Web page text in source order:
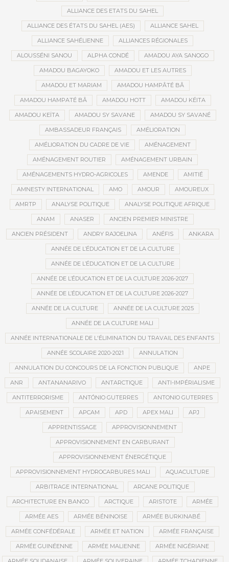
ALLIANCE DES ETATS DU SAHEL
ALLIANCE DES ÉTATS DU SAHEL (AES) ALLIANCE SAHEL
ALLIANCE SAHÉLIENNE ALLIANCES RÉGIONALES
ALOUSSÉNI SANOU ALPHA CONDÉ AMADOU AYA SANOGO
AMADOU BAGAYOKO AMADOU ET LES AUTRES
AMADOU ET MARIAM AMADOU HAMPÂTÉ BÂ
AMADOU HAMPATÉ BÂ AMADOU HOTT AMADOU KÉITA
AMADOU KEÏTA AMADOU SY SAVANE AMADOU SY SAVANÉ
AMBASSADEUR FRANÇAIS AMÉLIORATION
AMÉLIORATION DU CADRE DE VIE AMÉNAGEMENT
AMÉNAGEMENT ROUTIER AMÉNAGEMENT URBAIN
AMÉNAGEMENTS HYDRO-AGRICOLES AMENDE AMITIÉ
AMNESTY INTERNATIONAL AMO AMOUR AMOUREUX
AMRTP ANALYSE POLITIQUE ANALYSE POLITIQUE AFRIQUE
ANAM ANASER ANCIEN PREMIER MINISTRE
ANCIEN PRÉSIDENT ANDRY RAJOELINA ANÉFIS ANKARA
ANNÉE DE L’ÉDUCATION ET DE LA CULTURE
ANNÉE DE L’ÉDUCATION ET DE LA CULTURE
ANNÉE DE L’ÉDUCATION ET DE LA CULTURE 2026-2027
ANNÉE DE L’ÉDUCATION ET DE LA CULTURE 2026-2027
ANNÉE DE LA CULTURE ANNÉE DE LA CULTURE 2025
ANNÉE DE LA CULTURE MALI
ANNÉE INTERNATIONALE DE L'ÉLIMINATION DU TRAVAIL DES ENFANTS
ANNÉE SCOLAIRE 2020-2021 ANNULATION
ANNULATION DU CONCOURS DE LA FONCTION PUBLIQUE ANPE
ANR ANTANANARIVO ANTARCTIQUE ANTI-IMPÉRIALISME
ANTITERRORISME ANTÓNIO GUTERRES ANTONIO GUTERRES
APAISEMENT APCAM APD APEX MALI APJ
APPRENTISSAGE APPROVISIONNEMENT
APPROVISIONNEMENT EN CARBURANT
APPROVISIONNEMENT ÉNERGÉTIQUE
APPROVISIONNEMENT HYDROCARBURES MALI AQUACULTURE
ARBITRAGE INTERNATIONAL ARCANE POLITIQUE
ARCHITECTURE EN BANCO ARCTIQUE ARISTOTE ARMÉE
ARMÉE AES ARMÉE BÉNINOISE ARMÉE BURKINABÉ
ARMÉE CONFÉDÉRALE ARMÉE ET NATION ARMÉE FRANÇAISE
ARMÉE GUINÉENNE ARMÉE MALIENNE ARMÉE NIGÉRIANE